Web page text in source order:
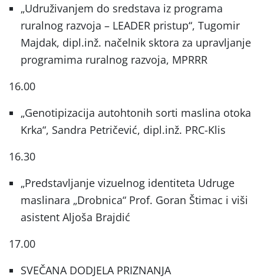
„Udruživanjem do sredstava iz programa
ruralnog razvoja – LEADER pristup“, Tugomir
Majdak, dipl.inž. načelnik sktora za upravljanje
programima ruralnog razvoja, MPRRR
16.00
„Genotipizacija autohtonih sorti maslina otoka
Krka“, Sandra Petričević, dipl.inž. PRC-Klis
16.30
„Predstavljanje vizuelnog identiteta Udruge
maslinara „Drobnica“ Prof. Goran Štimac i viši
asistent Aljoša Brajdić
17.00
SVEČANA DODJELA PRIZNANJA